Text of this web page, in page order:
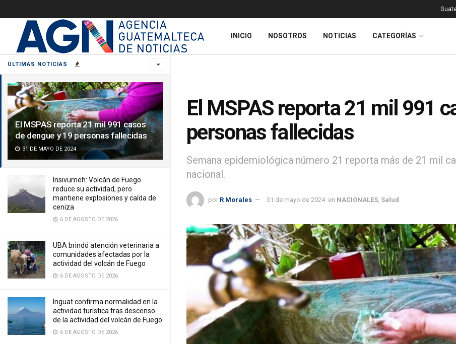
ÚLTIMAS NOTICIAS
El MSPAS reporta 21 mil 991 casos
de dengue y 19 personas fallecidas
31 DE MAYO DE 2024
Insivumeh: Volcán de Fuego
reduce su actividad, pero
mantiene explosiones y caída de
ceniza
6 DE AGOSTO DE 2026
UBA brindó atención veterinaria a
comunidades afectadas por la
actividad del volcán de Fuego
6 DE AGOSTO DE 2026
Inguat confirma normalidad en la
actividad turística tras descenso
de la actividad del volcán de Fuego
6 DE AGOSTO DE 2026
INICIO NOSOTROS NOTICIAS CATEGORÍAS
El MSPAS reporta 21 mil 991
personas fallecidas
Semana epidemiológica número 21 reporta más de 21 mil
nacional.
por R Morales 31 de mayo de 2024 en NACIONALES Salud